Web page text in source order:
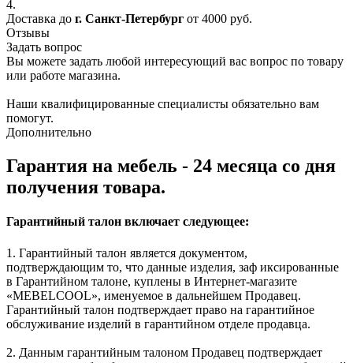
4.
Доставка до г. Санкт-Петербург от 4000 руб.
Отзывы
Задать вопрос
Вы можете задать любой интересующий вас вопрос по товару
или работе магазина.
Наши квалифицированные специалисты обязательно вам
помогут.
Дополнительно
Гарантия на мебель - 24 месяца со дня
получения товара.
Гарантийный талон включает следующее:
1. Гарантийный талон является документом,
подтверждающим то, что данные изделия, заф иксированные
в Гарантийном талоне, куплены в Интернет-магазите
«MEBELCOOL», именуемое в дальнейшем Продавец.
Гарантийный талон подтверждает право на гарантийное
обслуживание изделий в гарантийном отделе продавца.
2. Данным гарантийным талоном Продавец подтверждает